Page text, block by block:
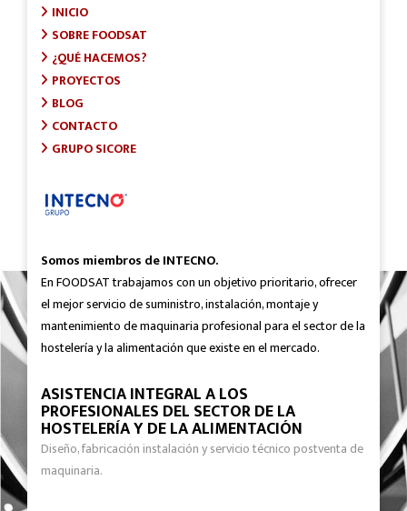
INICIO
SOBRE FOODSAT
¿QUÉ HACEMOS?
PROYECTOS
BLOG
CONTACTO
GRUPO SICORE
Somos miembros de INTECNO.
En FOODSAT trabajamos con un objetivo prioritario, ofrecer
el mejor servicio de suministro, instalación, montaje y
mantenimiento de maquinaria profesional para el sector de la
hostelería y la alimentación que existe en el mercado.
ASISTENCIA INTEGRAL A LOS
PROFESIONALES DEL SECTOR DE LA
HOSTELERÍA Y DE LA ALIMENTACIÓN
Diseño, fabricación instalación y servicio técnico postventa de
maquinaria.